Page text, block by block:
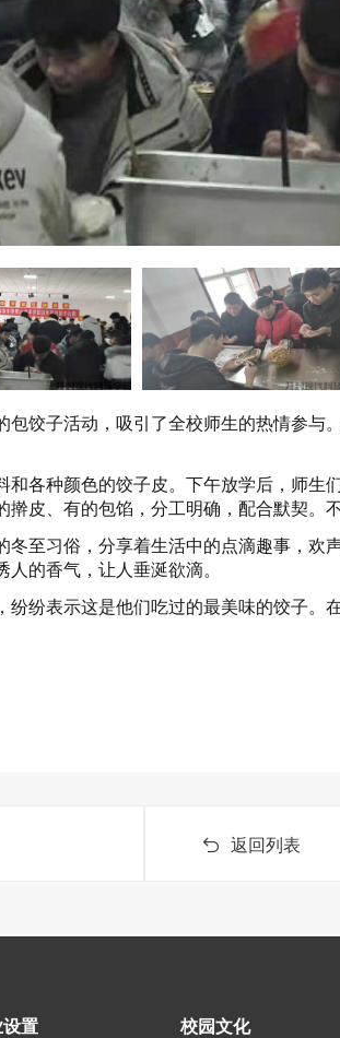
饺子活动，吸引了全校师生的热情参
各种颜色的饺子皮。下午放学后，师
皮、有的包馅，分工明确，配合默契。
至习俗，分享着生活中的点滴趣事，
的香气，让人垂涎欲滴。
纷表示这是他们吃过的最美味的饺子
返回列表
置 校园文化